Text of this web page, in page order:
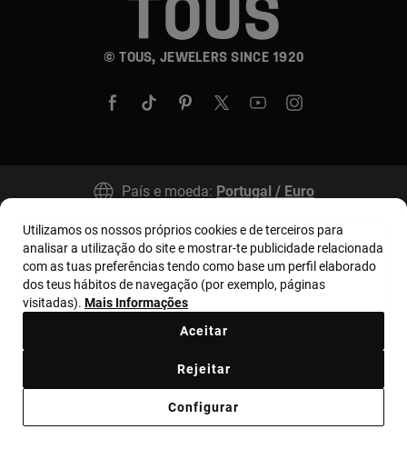
© TOUS, JEWELERS SINCE 1920
País e moeda: Portugal / Euro
Termos e condições Política de uso e privacidade
Política de Cookies Aviso legal Bases MYTOUS
Livro de Reclamações Código de Ética
Plano de Prevenção de Riscos
Utilizamos os nossos próprios cookies e de terceiros para
analisar a utilização do site e mostrar-te publicidade relacionada
com as tuas preferências tendo como base um perfil elaborado
dos teus hábitos de navegação (por exemplo, páginas
visitadas). Mais Informações
Configurar
Rejeitar
Aceitar